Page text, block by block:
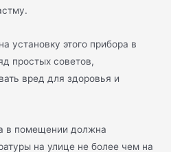
установку этого прибора в
простых советов,
вред для здоровья и
в помещении должна
на улице не более чем на